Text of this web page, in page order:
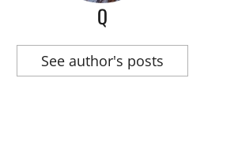
Q
See author's posts